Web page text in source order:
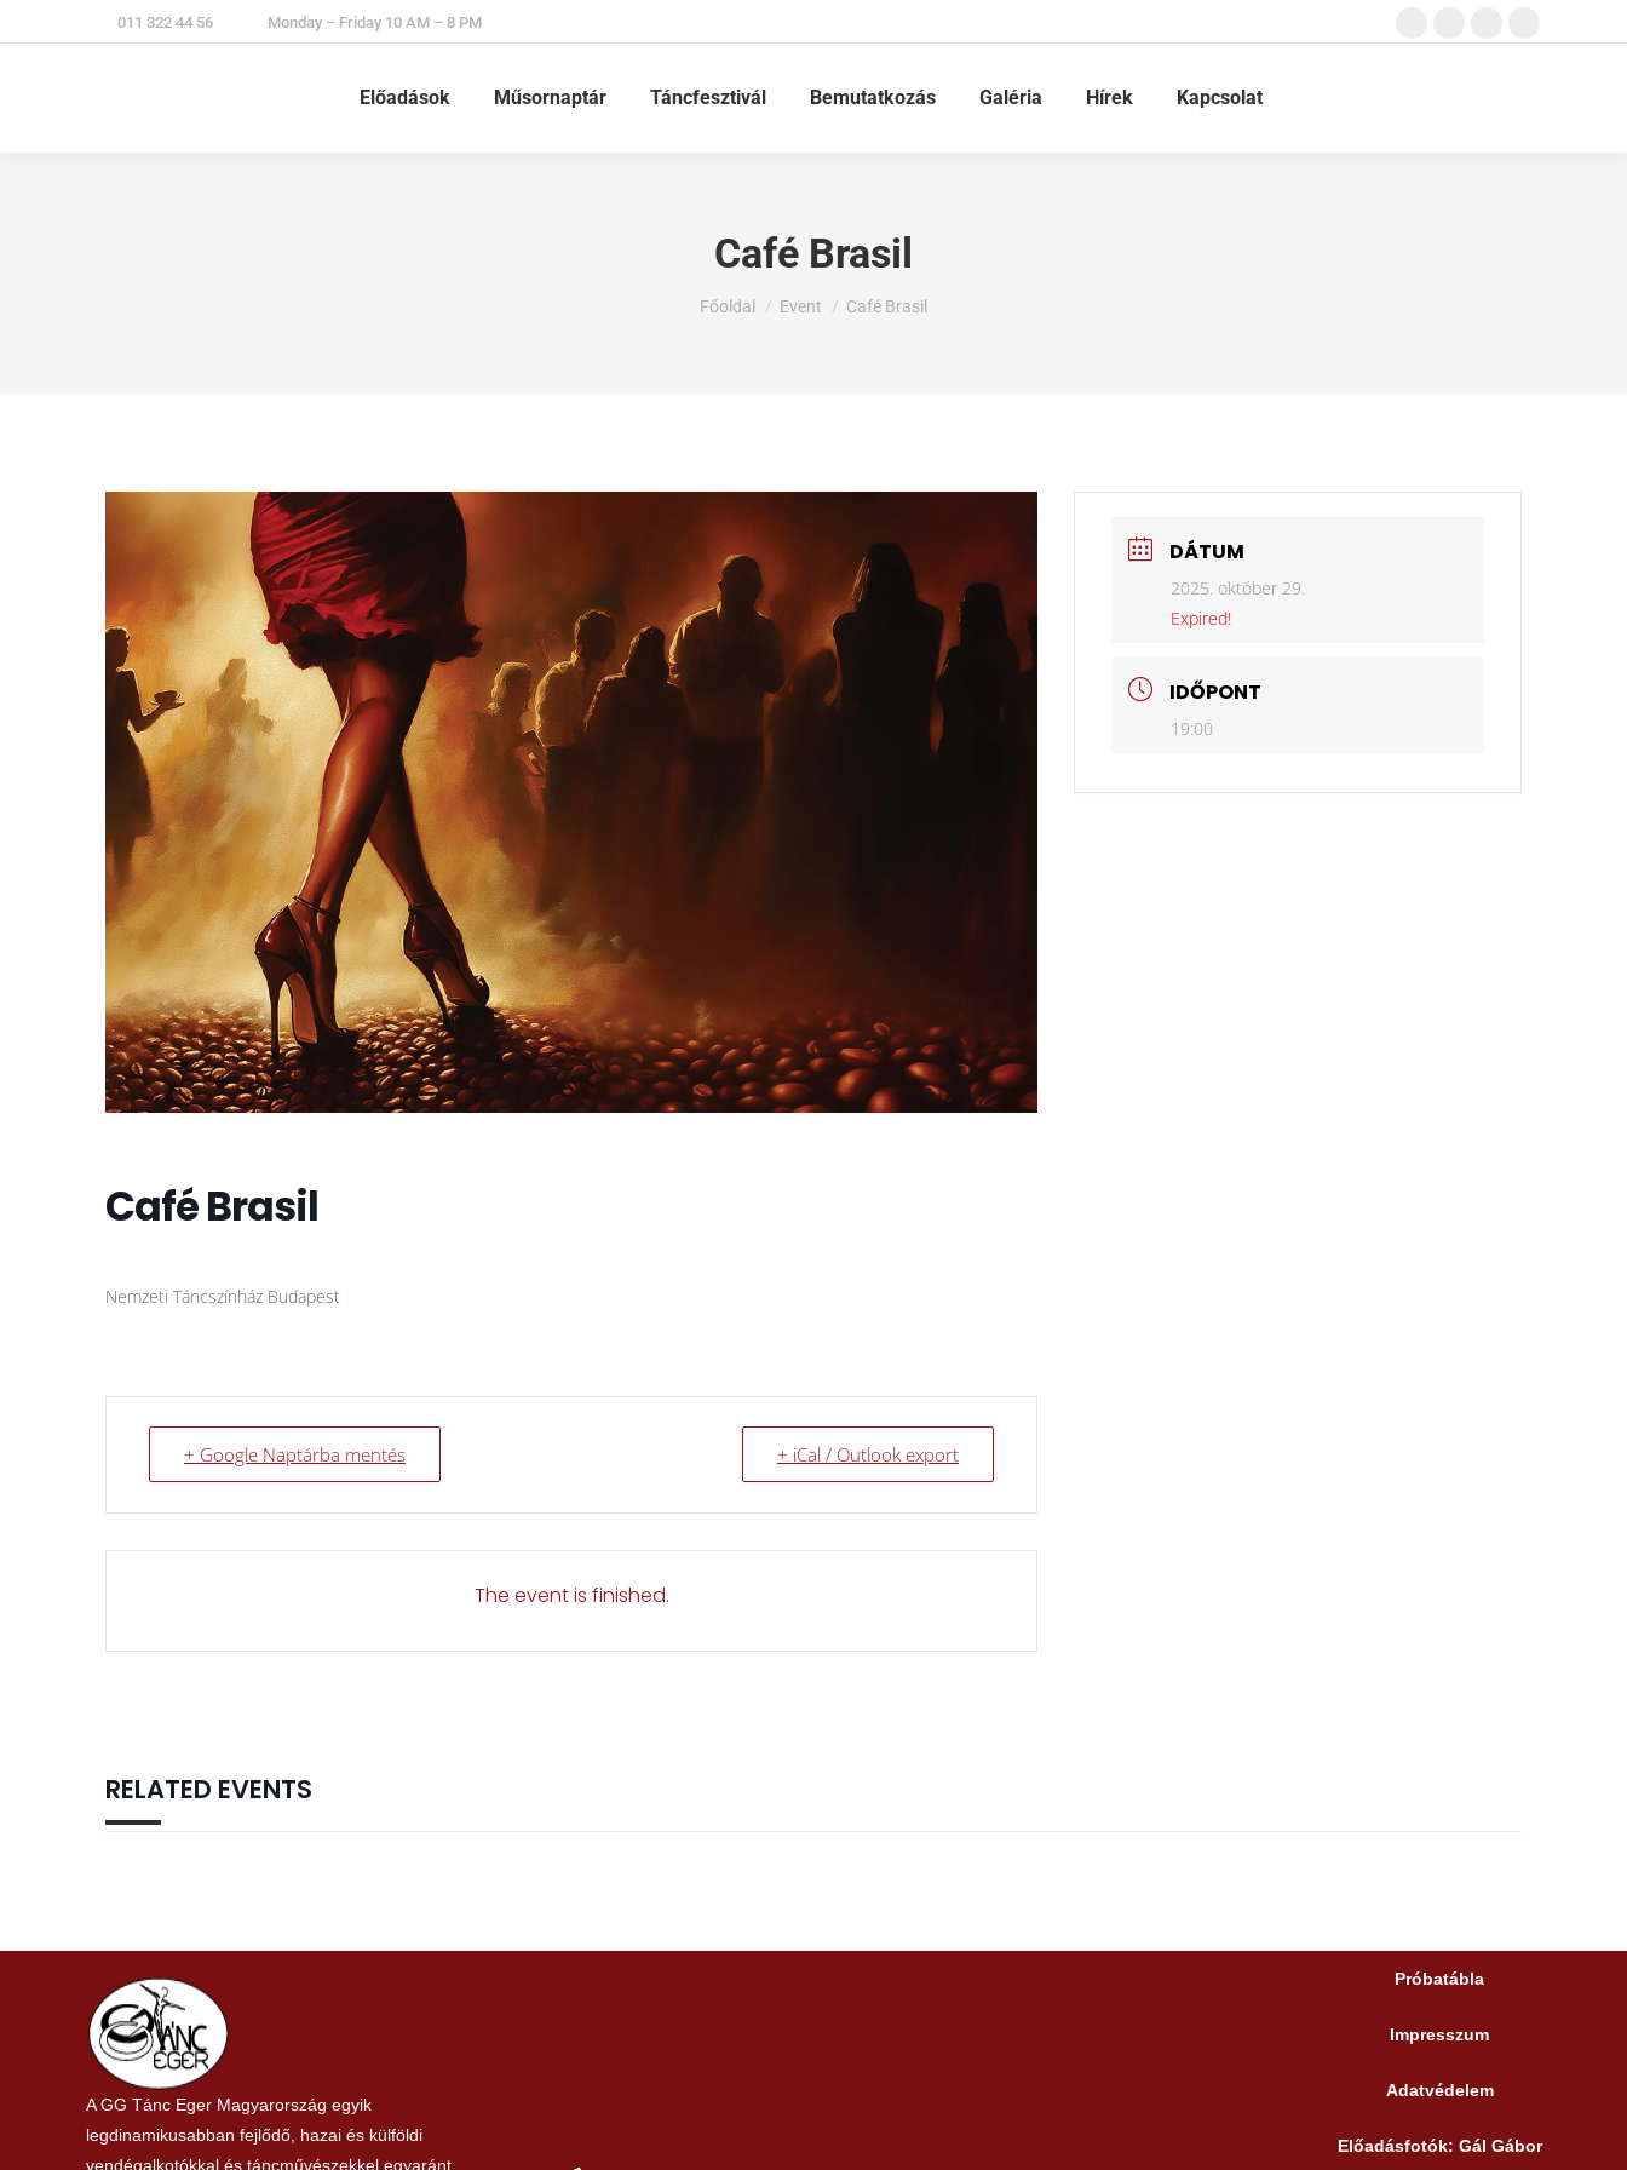
011 322 44 56 Monday – Friday 10 AM – 8 PM
Előadások Műsornaptár Táncfesztivál Bemutatkozás Galéria Hírek Kapcsolat
Café Brasil
Ön itt van:
Főoldal Event Café Brasil
Café Brasil
Nemzeti Táncszínház Budapest
+ Google Naptárba mentés + iCal / Outlook export
The event is finished.
DÁTUM
2025. október 29.
Expired!
IDŐPONT
19:00
RELATED EVENTS
A GG Tánc Eger Magyarország egyik
legdinamikusabban fejlődő, hazai és külföldi
vendégalkotókkal és táncművészekkel egyaránt
Próbatábla
Impresszum
Adatvédelem
Előadásfotók: Gál Gábor